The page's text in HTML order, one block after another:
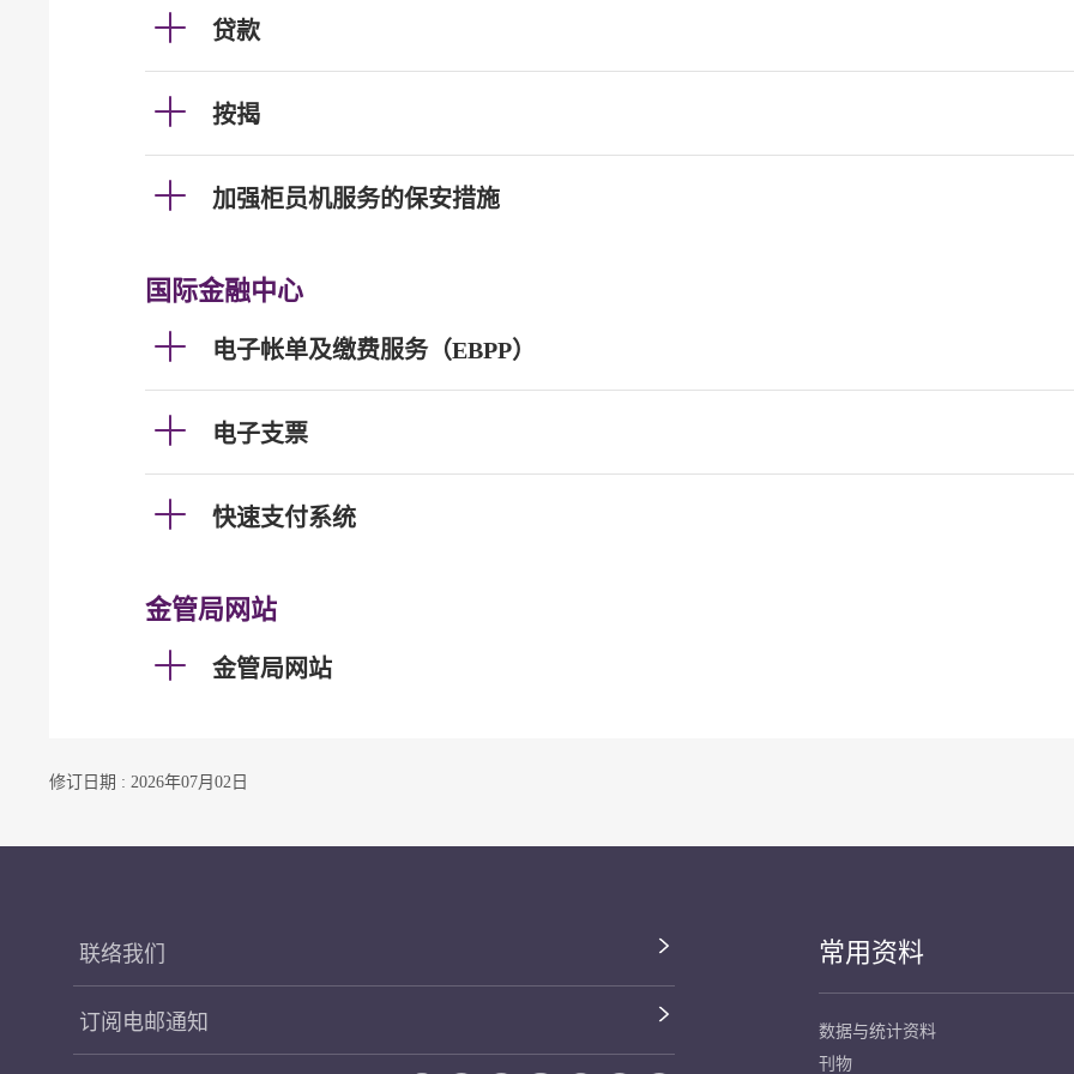
贷款
按揭
加强柜员机服务的保安措施
国际金融中心
电子帐单及缴费服务（EBPP）
电子支票
快速支付系统
金管局网站
金管局网站
修订日期 : 2026年07月02日
联络我们
订阅电邮通知
常用资料
数据与统计资料
刊物